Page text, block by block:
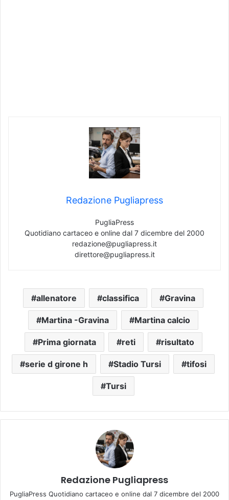
Redazione Pugliapress
PugliaPress
Quotidiano cartaceo e online dal 7 dicembre del 2000
redazione@pugliapress.it
direttore@pugliapress.it
allenatore classifica Gravina
Martina -Gravina Martina calcio
Prima giornata reti risultato
serie d girone h Stadio Tursi tifosi
Tursi
Redazione Pugliapress
PugliaPress Quotidiano cartaceo e online dal 7 dicembre del 2000